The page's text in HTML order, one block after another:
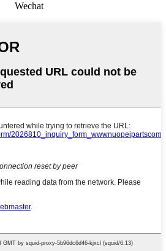
Wechat